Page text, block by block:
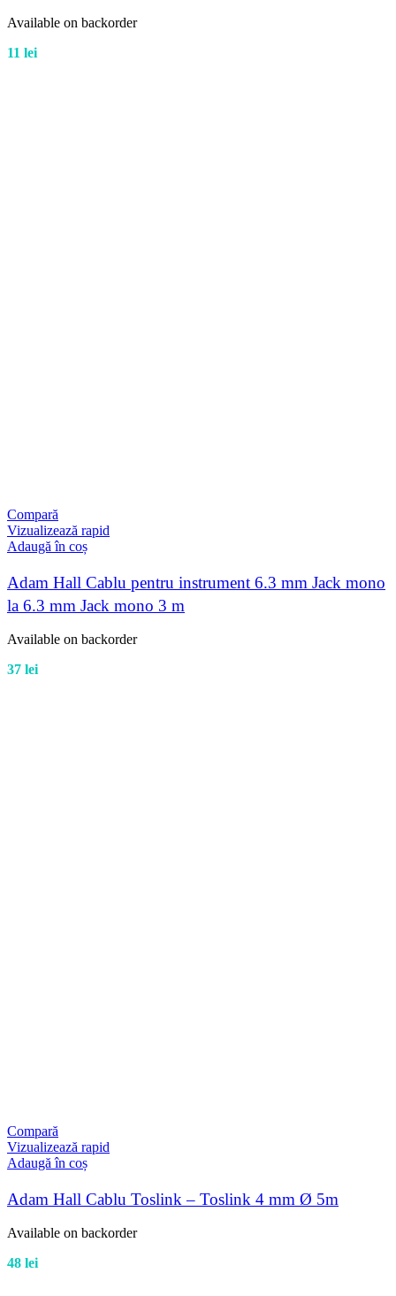
Available on backorder
11 lei
Compară
Vizualizează rapid
Adaugă în coș
Adam Hall Cablu pentru instrument 6.3 mm Jack mono
la 6.3 mm Jack mono 3 m
Available on backorder
37 lei
Compară
Vizualizează rapid
Adaugă în coș
Adam Hall Cablu Toslink – Toslink 4 mm Ø 5m
Available on backorder
48 lei